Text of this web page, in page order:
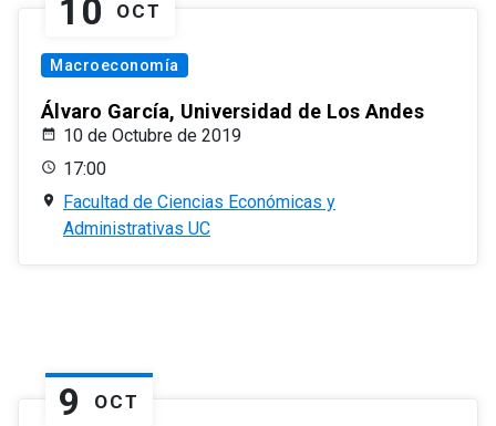
10 OCT
Macroeconomía
Álvaro García, Universidad de Los Andes
10 de Octubre de 2019
17:00
Facultad de Ciencias Económicas y
Administrativas UC
9 OCT